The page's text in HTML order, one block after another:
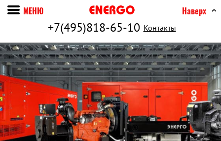
+7(495)818-65-10 Контакты
МЕНЮ Наверх